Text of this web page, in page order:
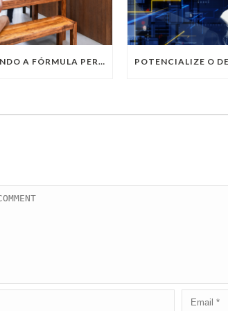
ENCONTRANDO A FÓRMULA PERFEITA: TRABALHO PRESENCIAL, HOME OFFICE OU TRABALHO HÍBRIDO?